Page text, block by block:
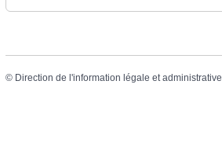
© Direction de l'information légale et administrative